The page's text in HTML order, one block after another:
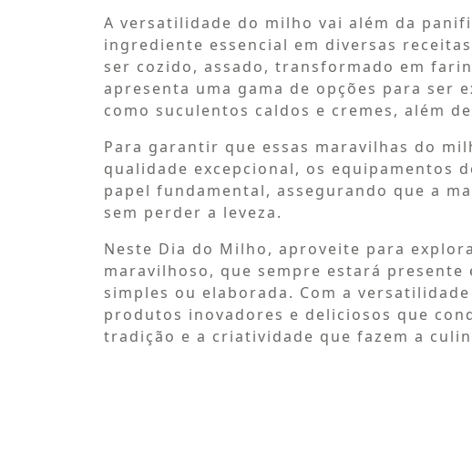
A versatilidade do milho vai além da
ingrediente essencial em diversas
ser cozido, assado, transformado em
apresenta uma gama de opções para ser
como suculentos caldos e cremes, além
Para garantir que essas maravilhas do
qualidade excepcional, os equipamentos
papel fundamental, assegurando que a
sem perder a leveza.
Neste Dia do Milho, aproveite para
maravilhoso, que sempre estará presente
simples ou elaborada. Com a
produtos inovadores e deliciosos que
tradição e a criatividade que fazem a